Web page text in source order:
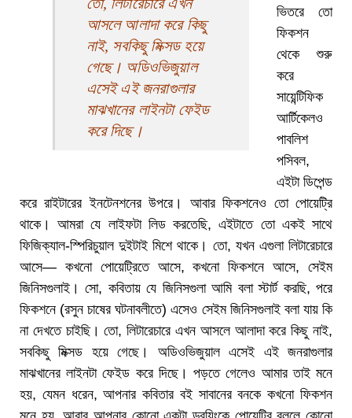
আসলে আলাদা করে কিছু
নাই, সবকিছু মিক্সড হয়ে
গেছে। অডিওভিজুয়াল
এসেই এই জনরাগুলার
মাঝখানের লাইনটা ফেইড
করে দিছে।
ভিতরে তো
ফিকশন
থেকে শুরু
করে
সায়েন্টিফিক
আর্টিকেলও
পাবলিশ
পসিবল,
এইটা ডিপেন্ড
করে রাইটারের ইনটেনশনের উপরে। আবার ফিকশনেও তো পোয়েট্রি
থাকে। আমরা যে লাইফটা লিড করতেছি, এইটাতে তো একই সাথে
ফিজিক্যাল-স্পিরিচুয়াল দুইটাই মিশে থাকে। তো, যখন এগুলা লিটারেচারে
আসে— কখনো পোয়েট্রিতে আসে, কখনো ফিকশনে আসে, সেইম
জিনিসগুলাই। সো, কবিতায় যে জিনিসগুলা আমি বলা স্টার্ট করছি, পরে
ফিকশনে (রসুন চাষের ঘটনাবলীতে) এসেও সেইম জিনিসগুলাই বলা যায় কি
না দেখতে চাইছি। তো, লিটারেচারে এখন আসলে আলাদা করে কিছু নাই,
সবকিছু মিক্সড হয়ে গেছে। অডিওভিজুয়াল এসেই এই জনরাগুলার
মাঝখানের লাইনটা ফেইড করে দিছে। পড়তে গেলেও আমার তাই মনে
হয়, যেমন ধরেন, আপনার কবিতার বই সাবানের বনকে কখনো ফিকশন